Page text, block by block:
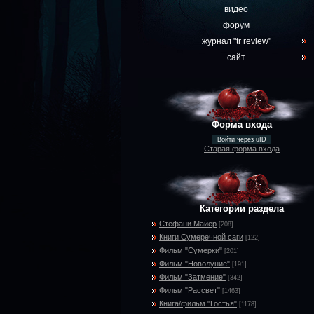
видео
форум
журнал "tr review"
сайт
Форма входа
Войти через uID
Старая форма входа
Категории раздела
Стефани Майер [208]
Книги Сумеречной саги [122]
Фильм "Сумерки" [201]
Фильм "Новолуние" [191]
Фильм "Затмение" [342]
Фильм "Рассвет" [1463]
Книга/фильм "Гостья" [1178]